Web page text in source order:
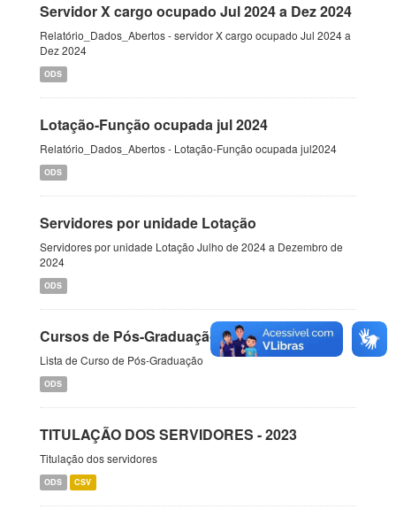
Servidor X cargo ocupado Jul 2024 a Dez 2024
Relatório_Dados_Abertos - servidor X cargo ocupado Jul 2024 a
Dez 2024
ODS
Lotação-Função ocupada jul 2024
Relatório_Dados_Abertos - Lotação-Função ocupada jul2024
ODS
Servidores por unidade Lotação
Servidores por unidade Lotação Julho de 2024 a Dezembro de
2024
ODS
Cursos de Pós-Graduação 2024
Lista de Curso de Pós-Graduação
ODS
TITULAÇÃO DOS SERVIDORES - 2023
Titulação dos servidores
ODS CSV